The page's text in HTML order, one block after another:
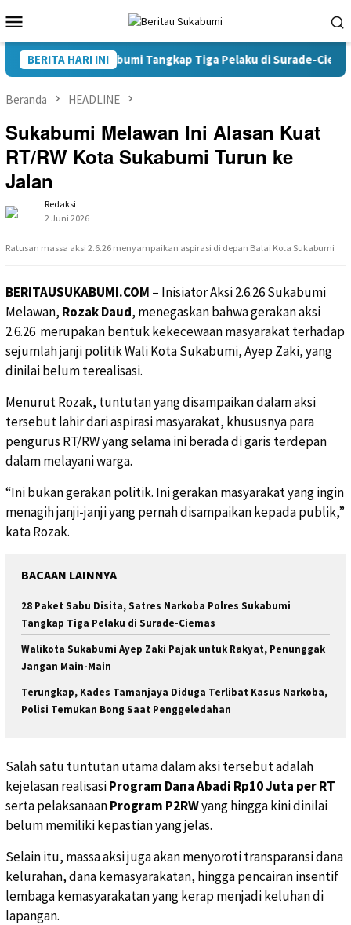
ke
kontenMobile
BERITA HARI INI
Polres Sukabumi Tangkap Tiga Pelaku di Surade-Ciemas
Beranda HEADLINE
Sukabumi Melawan Ini Alasan Kuat
RT/RW Kota Sukabumi Turun ke
Jalan
Redaksi
2 Juni 2026
Ratusan massa aksi 2.6.26 menyampaikan aspirasi di depan Balai Kota Sukabumi
BERITAUSUKABUMI.COM – Inisiator Aksi 2.6.26 Sukabumi
Melawan, Rozak Daud, menegaskan bahwa gerakan aksi
2.6.26 merupakan bentuk kekecewaan masyarakat terhadap
sejumlah janji politik Wali Kota Sukabumi, Ayep Zaki, yang
dinilai belum terealisasi.
Menurut Rozak, tuntutan yang disampaikan dalam aksi
tersebut lahir dari aspirasi masyarakat, khususnya para
pengurus RT/RW yang selama ini berada di garis terdepan
dalam melayani warga.
“Ini bukan gerakan politik. Ini gerakan masyarakat yang ingin
menagih janji-janji yang pernah disampaikan kepada publik,”
kata Rozak.
BACAAN LAINNYA
28 Paket Sabu Disita, Satres Narkoba Polres Sukabumi
Tangkap Tiga Pelaku di Surade-Ciemas
Walikota Sukabumi Ayep Zaki Pajak untuk Rakyat, Penunggak
Jangan Main-Main
Terungkap, Kades Tamanjaya Diduga Terlibat Kasus Narkoba,
Polisi Temukan Bong Saat Penggeledahan
Salah satu tuntutan utama dalam aksi tersebut adalah
kejelasan realisasiProgram Dana Abadi Rp10 Juta per RT
serta pelaksanaanProgram P2RWyang hingga kini dinilai
belum memiliki kepastian yang jelas.
Selain itu, massa aksi juga akan menyoroti transparansi dana
kelurahan, dana kemasyarakatan, hingga pencairan insentif
lembaga kemasyarakatan yang kerap menjadi keluhan di
lapangan.